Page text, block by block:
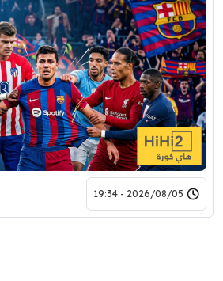
2026/08/05 - 19:34